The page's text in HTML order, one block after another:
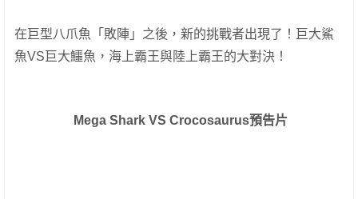
在巨型八爪魚「敗陣」之後，新的挑戰者出現了！巨大鯊
魚VS巨大鱷魚，海上霸王與陸上霸王的大對決！
Mega Shark VS Crocosaurus預告片